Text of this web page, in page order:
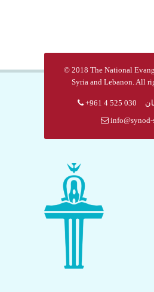
© 2018 The National
Syria and Lebanon. All
030 525 4 961+
info@synod-